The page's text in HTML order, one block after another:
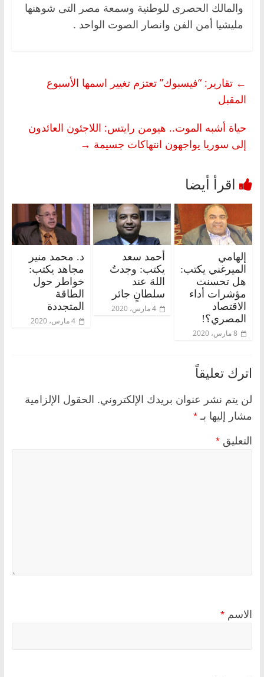
والمالك الحصرى للوطنية وسمعة مصر التى شوهنها
مليشيا أمن الفن وانصار الصوت الواحد .
← تقارير: “فيسبوك” تعتزم تغيير اسمها الأسبوع
المقبل
حياة أشبه الموت.. هيومن رايتس: اللاجئون العائدون
إلى سوريا يواجهون انتهاكات جسيمة →
إلهامي
الميرغني يكتب:
هل تحسنت
مؤشرات أداء
الاقتصاد
المصري؟!
8 مارس، 2020
أحمد سعد
يكتب: وجدتُ
اللهَ عند
سلطانٍ جائر
4 مارس، 2020
د. محمد منير
مجاهد يكتب:
خواطر حول
الطاقة
المتجددة
4 مارس، 2020
اترك تعليقاً
لن يتم نشر عنوان بريدك الإلكتروني. الحقول الإلزامية
مشار إليها بـ *
التعليق *
الاسم *